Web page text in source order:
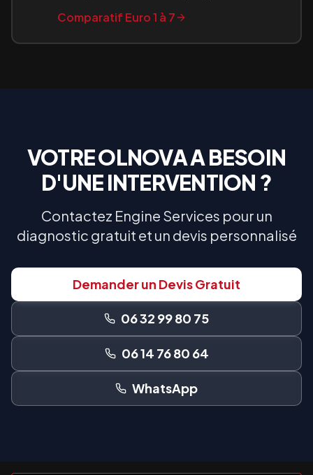
Comparatif Euro 1 à 7
VOTREOLNOVAA BESOIN
D'UNE INTERVENTION ?
Contactez Engine Services pour un
diagnostic gratuit et un devis personnalisé
Demander un Devis Gratuit
06 32 99 80 75
06 14 76 80 64
WhatsApp